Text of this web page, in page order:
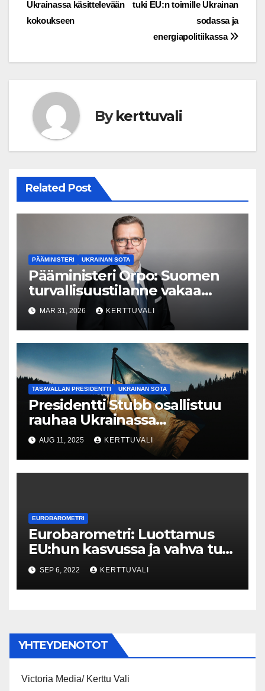
tuki EU:n toimille Ukrainan
sodassa ja
energiapolitiikassa
Ukrainassa käsittelevään
kokoukseen
Bykerttuvali
Related Post
PÄÄMINISTERI UKRAINAN SOTA
Pääministeri Orpo: Suomen
turvallisuustilanne vakaa
droonitapauksesta
huolimatta
MAR 31, 2026 KERTTUVALI
TASAVALLAN PRESIDENTTI UKRAINAN SOTA
Presidentti Stubb osallistuu
rauhaa Ukrainassa
käsittelevään kokoukseen
AUG 11, 2025 KERTTUVALI
EUROBAROMETRI
Eurobarometri: Luottamus
EU:hun kasvussa ja vahva tuki
EU:n toimille Ukrainan
sodassa ja energiapolitiikassa
SEP 6, 2022 KERTTUVALI
YHTEYDENOTOT
Victoria Media/ Kerttu Vali